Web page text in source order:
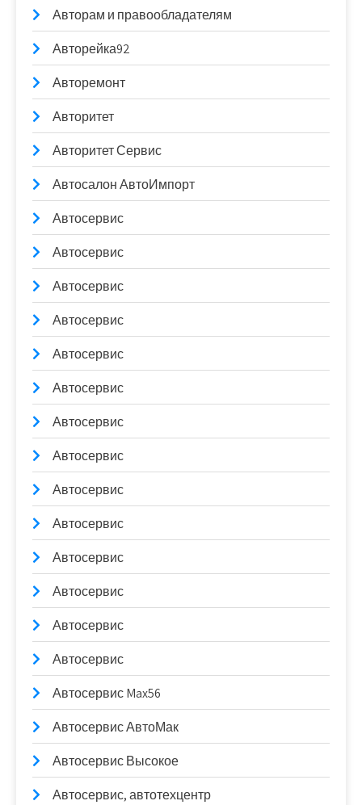
Авторам и правообладателям
Авторейка92
Авторемонт
Авторитет
Авторитет Сервис
Автосалон АвтоИмпорт
Автосервис
Автосервис
Автосервис
Автосервис
Автосервис
Автосервис
Автосервис
Автосервис
Автосервис
Автосервис
Автосервис
Автосервис
Автосервис
Автосервис
Автосервис Max56
Автосервис АвтоМак
Автосервис Высокое
Автосервис, автотехцентр